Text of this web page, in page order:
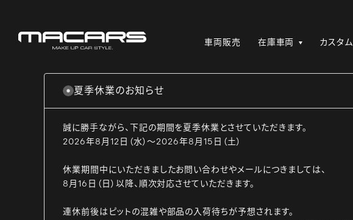
車両販売 在庫車両 カスタム
夏季休業のお知らせ
誠に勝手ながら、下記の期間を夏季休業とさせていただきます。
2026年8月12日（水）～2026年8月15日（土）
休業期間中にいただきましたお問い合わせやメールにつきましては、
8月16日（日）以降、順次対応させていただきます。
連休前後はピットの混雑や部品の入荷待ちが予想されます。